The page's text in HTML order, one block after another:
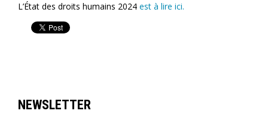
L’État des droits humains 2024 est à lire ici.
NEWSLETTER